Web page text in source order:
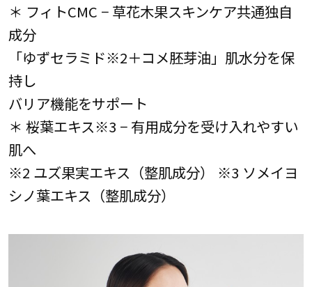
＊ フィトCMC − 草花木果スキンケア共通独自
成分
「ゆずセラミド※2＋コメ胚芽油」肌水分を保
持し
バリア機能をサポート
＊ 桜葉エキス※3 − 有用成分を受け入れやすい
肌へ
※2 ユズ果実エキス（整肌成分） ※3 ソメイヨ
シノ葉エキス（整肌成分）